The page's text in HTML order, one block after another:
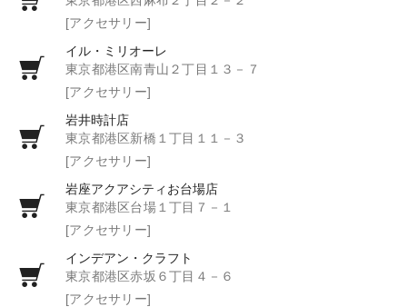
[アクセサリー]
イル・ミリオーレ
東京都港区南青山２丁目１３－７
[アクセサリー]
岩井時計店
東京都港区新橋１丁目１１－３
[アクセサリー]
岩座アクアシティお台場店
東京都港区台場１丁目７－１
[アクセサリー]
インデアン・クラフト
東京都港区赤坂６丁目４－６
[アクセサリー]